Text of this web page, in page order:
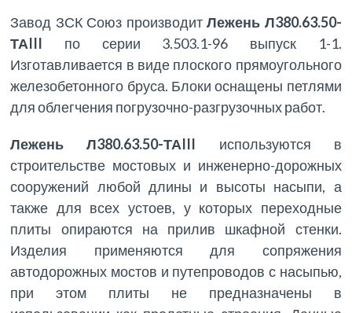
Завод ЗСК Союз производитЛежень Л380.63.50-
ТАIII по серии 3.503.1-96 выпуск 1-1.
Изготавливается в виде плоского прямоугольного
железобетонного бруса. Блоки оснащены петлями
для облегчения погрузочно-разгрузочных работ.
Лежень Л380.63.50-ТАIII используются в
строительстве мостовых и инженерно-дорожных
сооружений любой длины и высоты насыпи, а
также для всех устоев, у которых переходные
плиты опираются на прилив шкафной стенки.
Изделия применяются для сопряжения
автодорожных мостов и путепроводов с насыпью,
при этом плиты не предназначены в